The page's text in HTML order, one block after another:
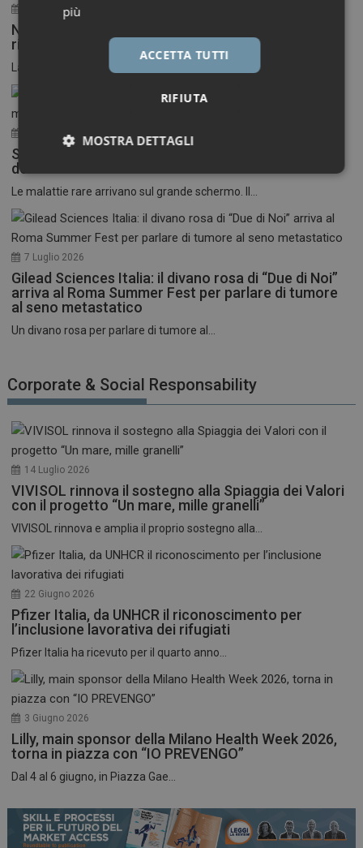
30 Luglio 2026
Neuroinfiammazione, fino a 50 mila euro per
ricercatori under 40
La Fondazione Francesco della Valle ETS apre le...
17 Luglio 2026
Stati Uniti: nasce il primo festival del cinema
dedicato alle malattie rare
Le malattie rare arrivano sul grande schermo. Il...
7 Luglio 2026
Gilead Sciences Italia: il divano rosa di “Due di Noi”
arriva al Roma Summer Fest per parlare di tumore
al seno metastatico
Un divano rosa per parlare di tumore al...
Corporate & Social Responsability
14 Luglio 2026
VIVISOL rinnova il sostegno alla Spiaggia dei Valori
con il progetto “Un mare, mille granelli”
VIVISOL rinnova e amplia il proprio sostegno alla...
22 Giugno 2026
Pfizer Italia, da UNHCR il riconoscimento per
l’inclusione lavorativa dei rifugiati
Pfizer Italia ha ricevuto per il quarto anno...
3 Giugno 2026
Lilly, main sponsor della Milano Health Week 2026,
torna in piazza con “IO PREVENGO”
Dal 4 al 6 giugno, in Piazza Gae...
più
ACCETTA TUTTI
RIFIUTA
MOSTRA DETTAGLI
Necessari Marketing
Necessari Marketing
sito web abilitandone funzionalità di base quali la
NOME
FORNITORE / DOMINIO
.dailyhealthindustry.it
mese
ARRAffinitySameSite
Microsoft Corporation
.www.dailyhealthindustry.it
Sessione